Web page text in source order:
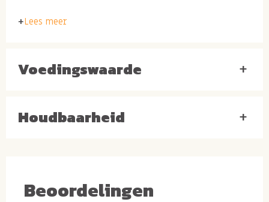
specerijen; paprika, uienpoeder, dextrose, lactose
kurkuma- en melassepoeder, zout, kleurstoffen (rode
Lees meer
Voedingswaarde +
Houdbaarheid +
Beoordelingen